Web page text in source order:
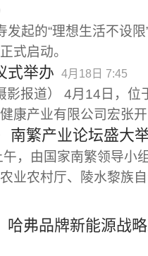
发起的“理想生活不设
式启动。
式举办 4月18日 7:45
影报道） 4月14日，位
康产业有限公司宏张
南繁产业论坛盛大
，由国家南繁领导小
业农村厅、陵水黎族
哈弗品牌新能源战